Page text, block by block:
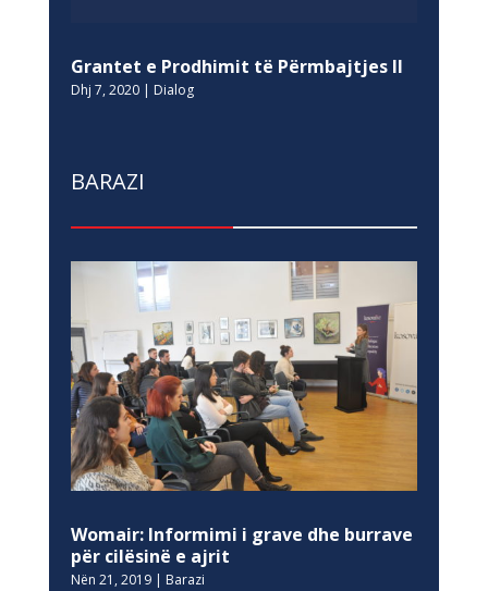
Grantet e Prodhimit të Përmbajtjes II
Dhj 7, 2020| Dialog
BARAZI
Womair: Informimi i grave dhe burrave
për cilësinë e ajrit
Nën 21, 2019| Barazi